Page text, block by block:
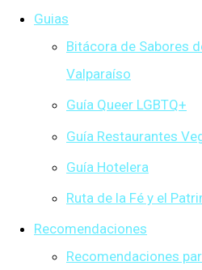
Guias
Bitácora de Sabores
Valparaíso
Guía Queer LGBTQ+
Guía Restaurantes
Guía Hotelera
Ruta de la Fé y el
Recomendaciones
Recomendaciones